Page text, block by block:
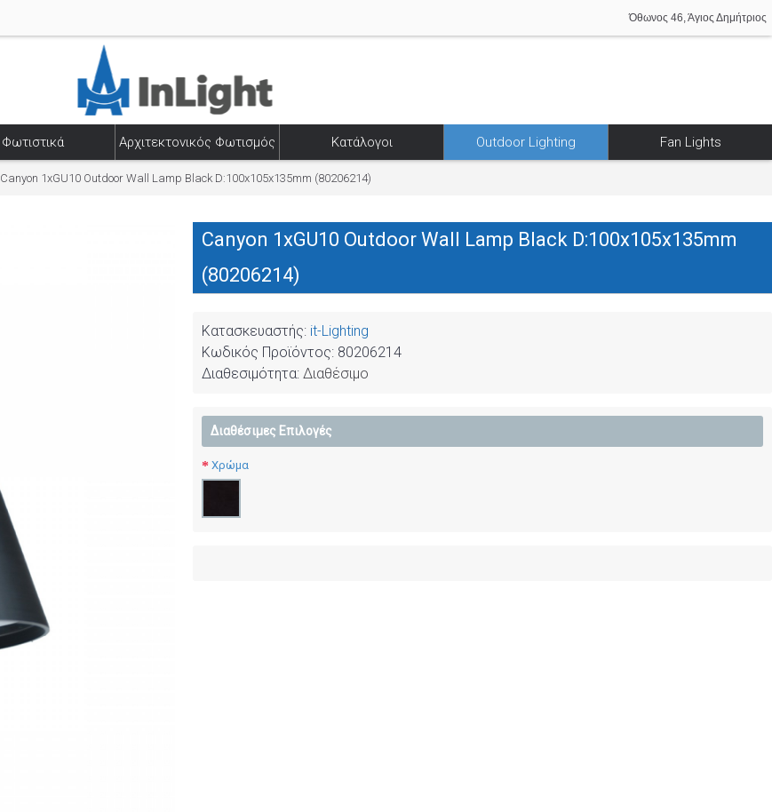
Όθωνος 46, Άγιος Δημήτριος
Φωτιστικά Αρχιτεκτονικός Φωτισμός Κατάλογοι Outdoor Lighting Fan Lights
Canyon 1xGU10 Outdoor Wall Lamp Black D:100x105x135mm (80206214)
Canyon 1xGU10 Outdoor Wall Lamp Black D:100x105x135mm
(80206214)
Κατασκευαστής: it-Lighting
Κωδικός Προϊόντος: 80206214
Διαθεσιμότητα: Διαθέσιμο
Διαθέσιμες Επιλογές
Χρώμα